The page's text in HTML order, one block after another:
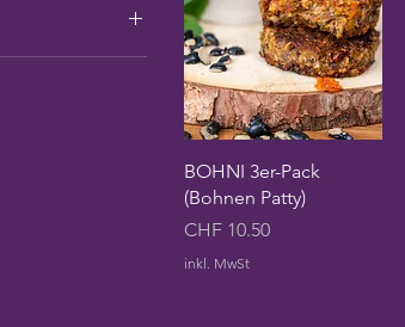
Schnellansicht
BOHNI 3er-Pack
(Bohnen Patty)
Preis
CHF 10.50
inkl. MwSt